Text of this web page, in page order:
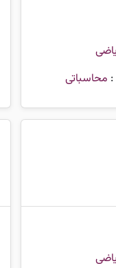
محاسباتی